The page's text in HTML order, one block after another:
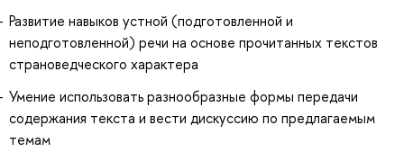
Развитие навыков устной (подготовленной и
неподготовленной) речи на основе прочитанных текстов
страноведческого характера
Умение использовать разнообразные формы передачи
содержания текста и вести дискуссию по предлагаемым
темам